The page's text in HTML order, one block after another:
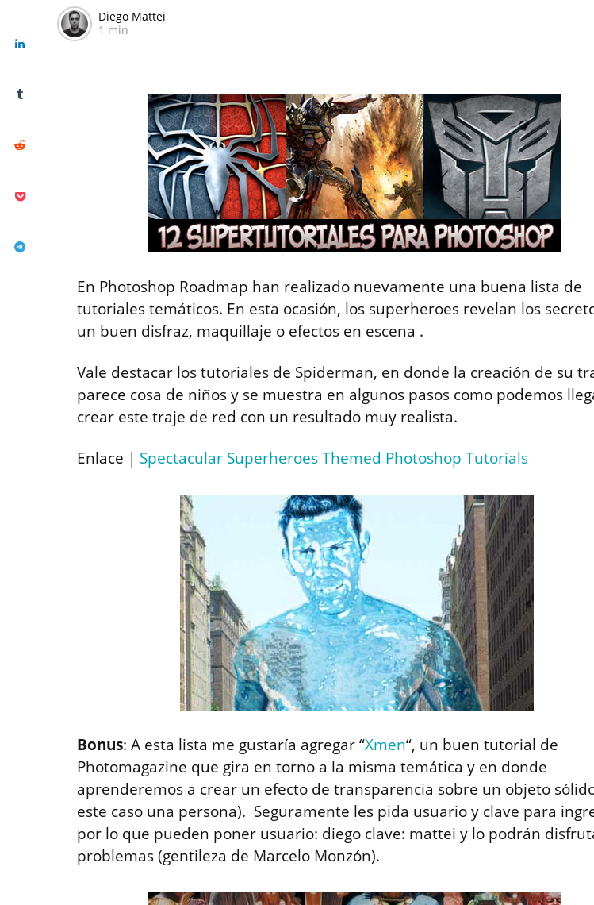
Diego Mattei
1 min
En Photoshop Roadmap han realizado nuevamente una buena lista de
tutoriales temáticos. En esta ocasión, los superheroes revelan los
un buen disfraz, maquillaje o efectos en escena .
Vale destacar los tutoriales de Spiderman, en donde la creación de su
parece cosa de niños y se muestra en algunos pasos como podemos
crear este traje de red con un resultado muy realista.
Enlace | Spectacular Superheroes Themed Photoshop Tutorials
Bonus: A esta lista me gustaría agregar “Xmen“, un buen tutorial de
Photomagazine que gira en torno a la misma temática y en donde
aprenderemos a crear un efecto de transparencia sobre un objeto
este caso una persona). Seguramente les pida usuario y clave para
por lo que pueden poner usuario: diego clave: mattei y lo podrán
problemas (gentileza de Marcelo Monzón).